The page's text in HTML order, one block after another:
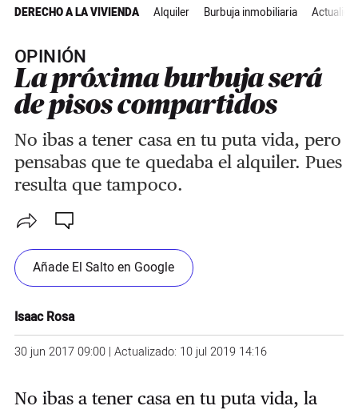
DERECHO A LA VIVIENDA Alquiler Burbuja inmobiliaria
OPINIÓN
La próxima burbuja será
de pisos compartidos
No ibas a tener casa en tu puta vida, pero
pensabas que te quedaba el alquiler. Pues
resulta que tampoco.
Añade El Salto en Google
Isaac Rosa
30 jun 2017 09:00 | Actualizado: 10 jul 2019 14:16
No ibas a tener casa en tu puta vida, la